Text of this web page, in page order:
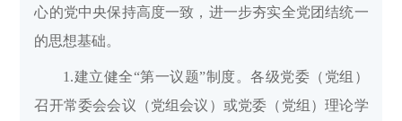
心的党中央保持高度一致，进一步夯实全党团结统一
的思想基础。
1.建立健全“第一议题”制度。各级党委（党组）
召开常委会会议（党组会议）或党委（党组）理论学